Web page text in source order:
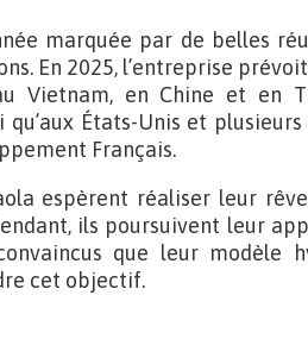
marquée par de belles
En 2025, l’entreprise
Vietnam, en Chine et en
qu’aux États-Unis et
Français.
espèrent réaliser leur
ils poursuivent leur
que leur modèle
cet objectif.